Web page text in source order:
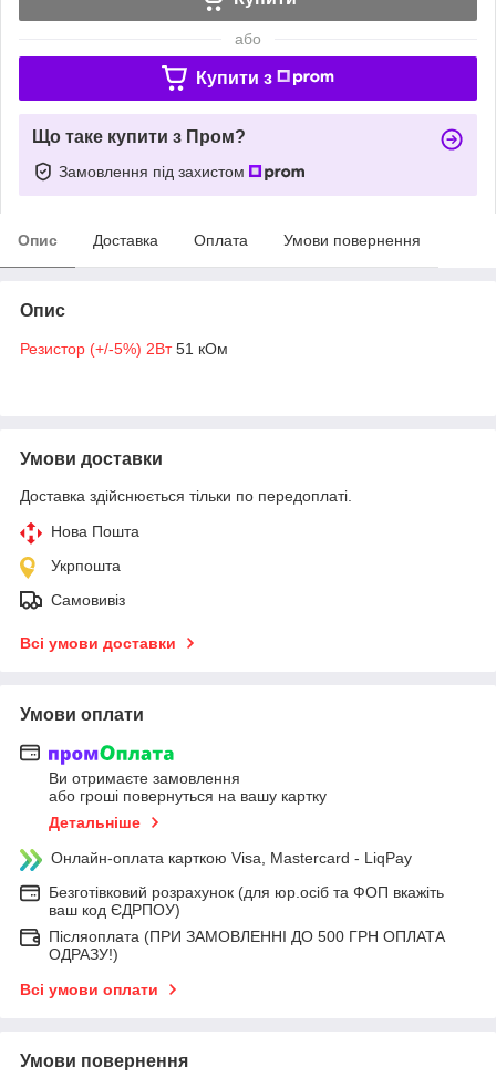
або
Купити з
Що таке купити з Пром?
Замовлення під захистом
Опис Доставка Оплата Умови повернення
Опис
Резистор (+/-5%) 2Вт51 кОм
Умови доставки
Доставка здійснюється тільки по передоплаті.
Нова Пошта
Укрпошта
Самовивіз
Всі умови доставки
Умови оплати
Ви отримаєте замовлення
або гроші повернуться на вашу картку
Детальніше
Онлайн-оплата карткою Visa, Mastercard - LiqPay
Безготівковий розрахунок (для юр.осіб та ФОП вкажіть
ваш код ЄДРПОУ)
Післяоплата (ПРИ ЗАМОВЛЕННІ ДО 500 ГРН ОПЛАТА
ОДРАЗУ!)
Всі умови оплати
Умови повернення